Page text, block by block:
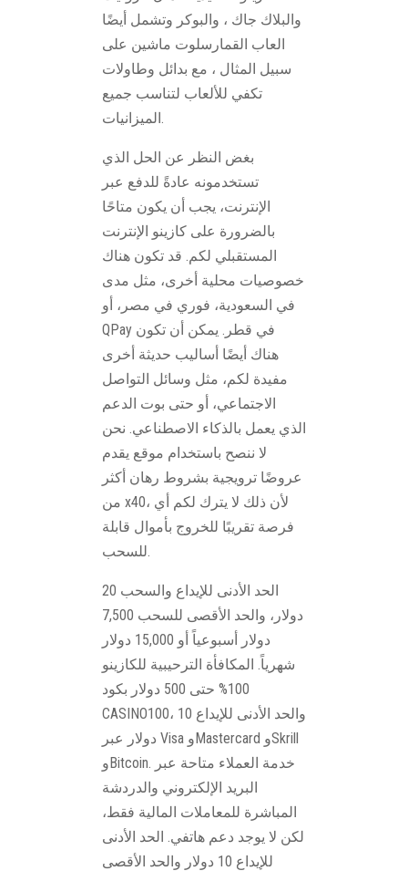
والبلاك جاك ، والبوكر وتشمل أيضًا
العاب القمارسلوت ماشين على
سبيل المثال ، مع بدائل وطاولات
تكفي للألعاب لتناسب جميع
الميزانيات.
بغض النظر عن الحل الذي
تستخدمونه عادةً للدفع عبر
الإنترنت، يجب أن يكون متاحًا
بالضرورة على كازينو الإنترنت
المستقبلي لكم. قد تكون هناك
خصوصيات محلية أخرى، مثل مدى
في السعودية، فوري في مصر، أو
QPay في قطر. يمكن أن تكون
هناك أيضًا أساليب حديثة أخرى
مفيدة لكم، مثل وسائل التواصل
الاجتماعي، أو حتى بوت الدعم
الذي يعمل بالذكاء الاصطناعي. نحن
لا ننصح باستخدام موقع يقدم
عروضًا ترويجية بشروط رهان أكثر
من x40، لأن ذلك لا يترك لكم أي
فرصة تقريبًا للخروج بأموال قابلة
للسحب.
الحد الأدنى للإيداع والسحب 20
دولار، والحد الأقصى للسحب 7,500
دولار أسبوعياً أو 15,000 دولار
شهرياً. المكافأة الترحيبية للكازينو
100% حتى 500 دولار بكود
CASINO100، والحد الأدنى للإيداع 10
دولار عبر Visa وMastercard وSkrill
وBitcoin. خدمة العملاء متاحة عبر
البريد الإلكتروني والدردشة
المباشرة للمعاملات المالية فقط،
لكن لا يوجد دعم هاتفي. الحد الأدنى
للإيداع 10 دولار والحد الأقصى